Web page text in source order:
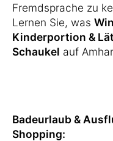
Fremdsprache zu
Lernen Sie, was
Kinderportion &
Schaukel auf
Badeurlaub &
Shopping: